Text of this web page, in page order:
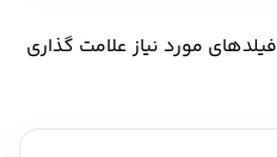
فیلدهای مورد نیاز علامت گذاری